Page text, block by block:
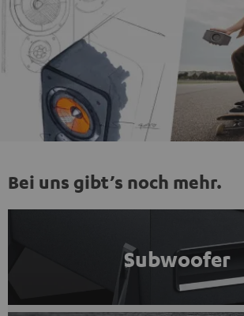
Bei uns gibt’s noch mehr.
Subwoofer